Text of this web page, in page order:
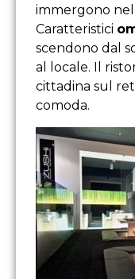
immergono
Caratteristici
scendono dal
al locale. Il
cittadina sul
comoda.